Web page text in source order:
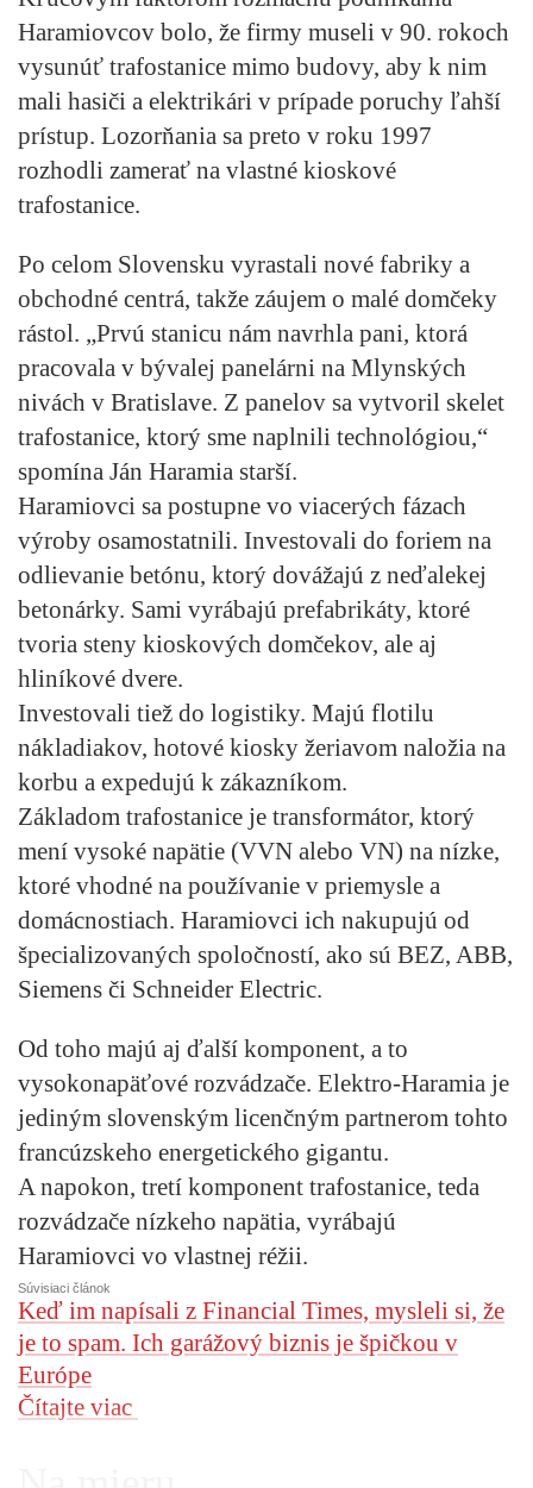
Haramiovcov bolo, že firmy museli v 90. rokoch
vysunúť trafostanice mimo budovy, aby k nim
mali hasiči a elektrikári v prípade poruchy ľahší
prístup. Lozorňania sa preto v roku 1997
rozhodli zamerať na vlastné kioskové
trafostanice.
Po celom Slovensku vyrastali nové fabriky a
obchodné centrá, takže záujem o malé domčeky
rástol. „Prvú stanicu nám navrhla pani, ktorá
pracovala v bývalej panelárni na Mlynských
nivách v Bratislave. Z panelov sa vytvoril skelet
trafostanice, ktorý sme naplnili technológiou,“
spomína Ján Haramia starší.
Haramiovci sa postupne vo viacerých fázach
výroby osamostatnili. Investovali do foriem na
odlievanie betónu, ktorý dovážajú z neďalekej
betonárky. Sami vyrábajú prefabrikáty, ktoré
tvoria steny kioskových domčekov, ale aj
hliníkové dvere.
Investovali tiež do logistiky. Majú flotilu
nákladiakov, hotové kiosky žeriavom naložia na
korbu a expedujú k zákazníkom.
Základom trafostanice je transformátor, ktorý
mení vysoké napätie (VVN alebo VN) na nízke,
ktoré vhodné na používanie v priemysle a
domácnostiach. Haramiovci ich nakupujú od
špecializovaných spoločností, ako sú BEZ, ABB,
Siemens či Schneider Electric.
Od toho majú aj ďalší komponent, a to
vysokonapäťové rozvádzače. Elektro-Haramia je
jediným slovenským licenčným partnerom tohto
francúzskeho energetického gigantu.
A napokon, tretí komponent trafostanice, teda
rozvádzače nízkeho napätia, vyrábajú
Haramiovci vo vlastnej réžii.
Súvisiaci článok
Keď im napísali z Financial Times, mysleli si, že
je to spam. Ich garážový biznis je špičkou v
Európe
Čítajte viac